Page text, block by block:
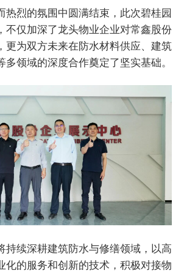
热烈的氛围中圆满结束，此次碧桂园
不仅加深了龙头物业企业对常鑫股份
更为双方未来在防水材料供应、建筑
领域的深度合作奠定了坚实基础。
持续深耕建筑防水与修缮领域，以高
化的服务和创新的技术，积极对接物